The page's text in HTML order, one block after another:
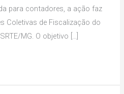
para contadores, a ação faz
Coletivas de Fiscalização do
MG. O objetivo […]